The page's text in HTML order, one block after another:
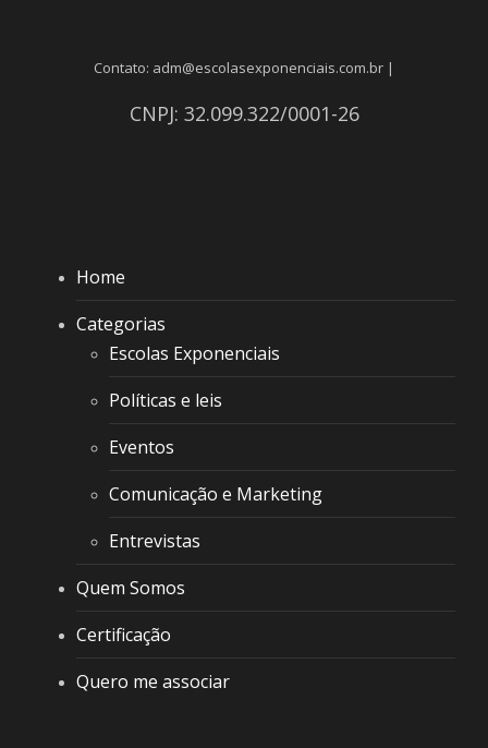
Contato: adm@escolasexponenciais.com.br |
CNPJ: 32.099.322/0001-26
Home
Categorias
Escolas Exponenciais
Políticas e leis
Eventos
Comunicação e Marketing
Entrevistas
Quem Somos
Certificação
Quero me associar